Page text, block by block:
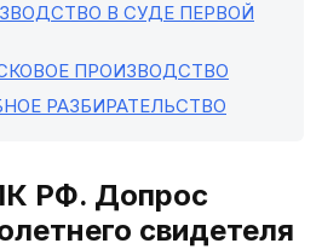
В СУДЕ ПЕРВОЙ
ПРОИЗВОДСТВО
РАЗБИРАТЕЛЬСТВО
РФ. Допрос
свидетеля